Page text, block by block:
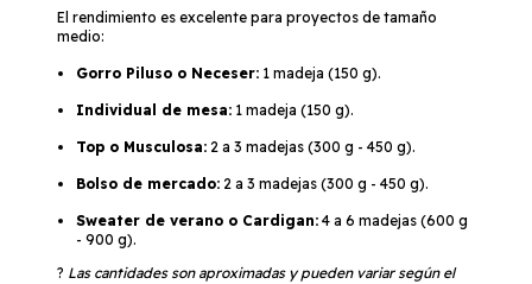
El rendimiento es excelente para proyectos de tamaño
medio:
Gorro Piluso o Neceser: 1 madeja (150 g).
Individual de mesa: 1 madeja (150 g).
Top o Musculosa: 2 a 3 madejas (300 g - 450 g).
Bolso de mercado: 2 a 3 madejas (300 g - 450 g).
Sweater de verano o Cardigan: 4 a 6 madejas (600 g
- 900 g).
? Las cantidades son aproximadas y pueden variar según el